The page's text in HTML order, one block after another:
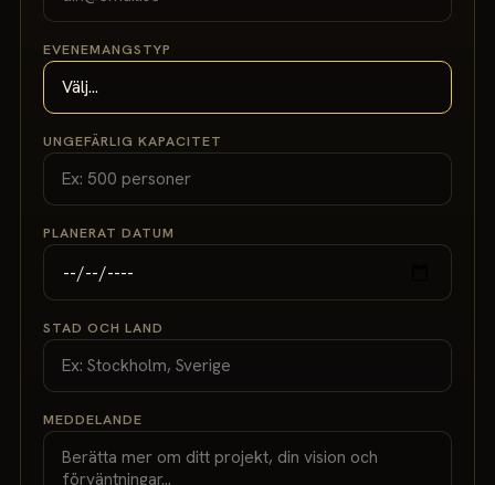
EVENEMANGSTYP
UNGEFÄRLIG KAPACITET
PLANERAT DATUM
STAD OCH LAND
MEDDELANDE